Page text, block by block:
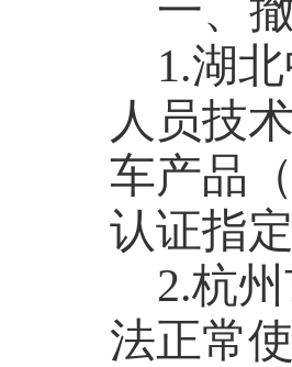
一、
1.湖
人员技
车产品（
认证指
2.杭
法正常